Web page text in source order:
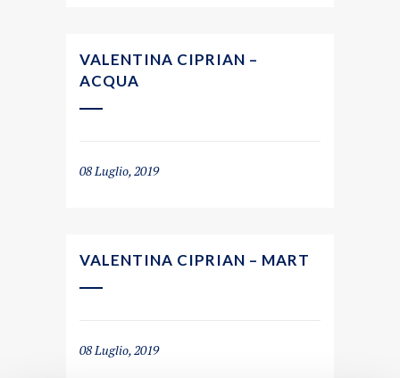
VALENTINA CIPRIAN –
ACQUA
08 Luglio, 2019
VALENTINA CIPRIAN – MART
08 Luglio, 2019